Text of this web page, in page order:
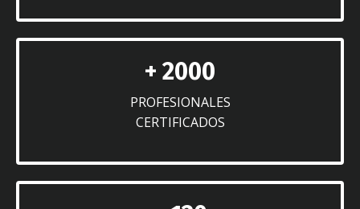
+ 2000
PROFESIONALES
CERTIFICADOS